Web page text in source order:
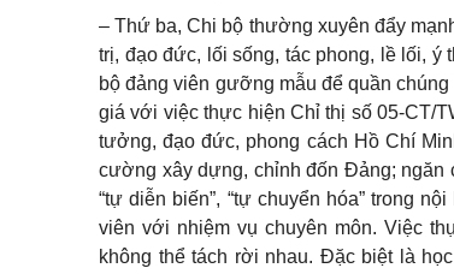
– Thứ ba, Chi bộ thường xuyên đẩy
trị, đạo đức, lối sống, tác phong, lề lối,
bộ đảng viên gưỡng mẫu để quần
giá với việc thực hiện Chỉ thị số 05-CT/
tưởng, đạo đức, phong cách Hồ Chí
cường xây dựng, chỉnh đốn Đảng; ngăn
“tự diễn biến”, “tự chuyển hóa” trong
viên với nhiệm vụ chuyên môn. Việc
không thể tách rời nhau. Đặc biệt là